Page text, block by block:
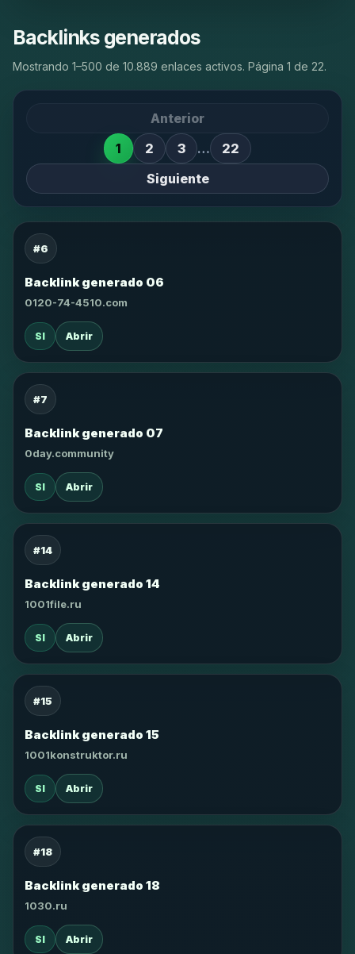
Backlinks generados
Mostrando 1–500 de 10.889 enlaces activos. Página 1 de 22.
Anterior
1
2 3 …
22
Siguiente
#6
Backlink generado 06
0120-74-4510.com
SI Abrir
#7
Backlink generado 07
0day.community
SI Abrir
#14
Backlink generado 14
1001file.ru
SI Abrir
#15
Backlink generado 15
1001konstruktor.ru
SI Abrir
#18
Backlink generado 18
1030.ru
SI Abrir